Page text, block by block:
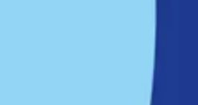
belastas av miljöförstörande
och bostäder samverkar